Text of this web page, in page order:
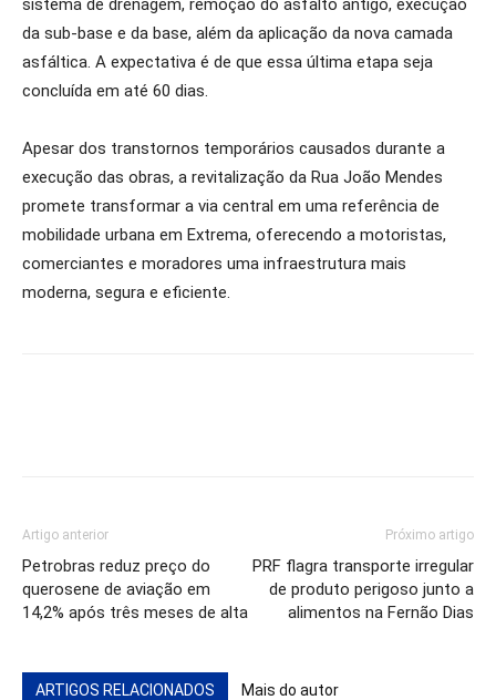
sistema de drenagem, remoção do asfalto antigo, execução
da sub-base e da base, além da aplicação da nova camada
asfáltica. A expectativa é de que essa última etapa seja
concluída em até 60 dias.
Apesar dos transtornos temporários causados durante a
execução das obras, a revitalização da Rua João Mendes
promete transformar a via central em uma referência de
mobilidade urbana em Extrema, oferecendo a motoristas,
comerciantes e moradores uma infraestrutura mais
moderna, segura e eficiente.
Artigo anterior
Petrobras reduz preço do
querosene de aviação em
14,2% após três meses de alta
Próximo artigo
PRF flagra transporte irregular
de produto perigoso junto a
alimentos na Fernão Dias
ARTIGOS RELACIONADOS Mais do autor